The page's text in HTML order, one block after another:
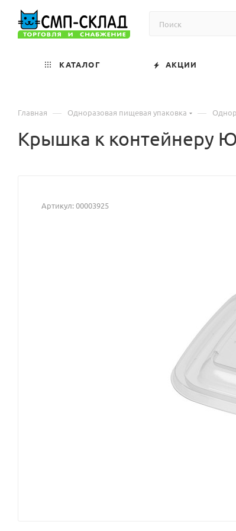
КАТАЛОГ АКЦИИ
Главная — Одноразовая пищевая упаковка —
Крышка к контейнеру
Артикул:00003925